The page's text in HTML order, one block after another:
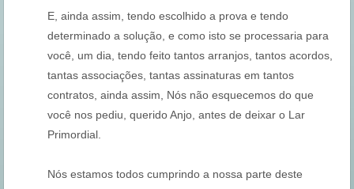
E, ainda assim, tendo escolhido a prova e tendo
determinado a solução, e como isto se processaria para
você, um dia, tendo feito tantos arranjos, tantos acordos,
tantas associações, tantas assinaturas em tantos
contratos, ainda assim, Nós não esquecemos do que
você nos pediu, querido Anjo, antes de deixar o Lar
Primordial.
Nós estamos todos cumprindo a nossa parte deste